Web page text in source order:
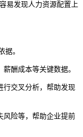
易发现人力资源配置上
据。
酬成本等关键数据。
行交叉分析，帮助发现
风险等，帮助企业提前